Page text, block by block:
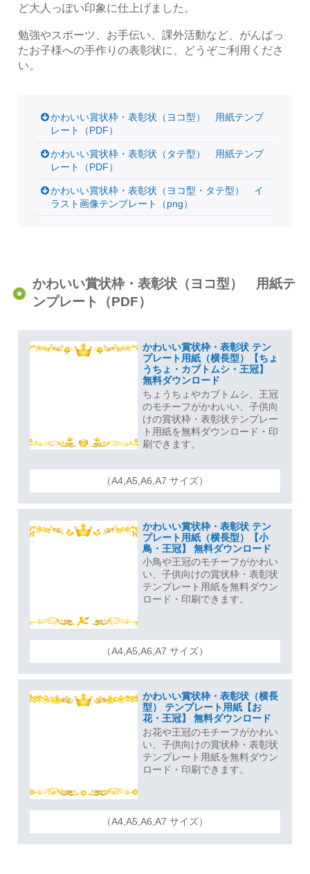
ど大人っぽい印象に仕上げました。
勉強やスポーツ、お手伝い、課外活動など、がんばっ
たお子様への手作りの表彰状に、どうぞご利用くださ
い。
かわいい賞状枠・表彰状（ヨコ型） 用紙テンプ
レート（PDF）
かわいい賞状枠・表彰状（タテ型） 用紙テンプ
レート（PDF）
かわいい賞状枠・表彰状（ヨコ型・タテ型） イ
ラスト画像テンプレート（png）
かわいい賞状枠・表彰状（ヨコ型） 用紙テ
ンプレート（PDF）
かわいい賞状枠・表彰状 テン
プレート用紙（横長型）【ちょ
うちょ・カブトムシ・王冠】
無料ダウンロード
ちょうちょやカブトムシ、王冠
のモチーフがかわいい、子供向
けの賞状枠・表彰状テンプレー
ト用紙を無料ダウンロード・印
刷できます。
（A4,A5,A6,A7 サイズ）
かわいい賞状枠・表彰状 テン
プレート用紙（横長型）【小
鳥・王冠】 無料ダウンロード
小鳥や王冠のモチーフがかわい
い、子供向けの賞状枠・表彰状
テンプレート用紙を無料ダウン
ロード・印刷できます。
（A4,A5,A6,A7 サイズ）
かわいい賞状枠・表彰状（横長
型） テンプレート用紙【お
花・王冠】 無料ダウンロード
お花や王冠のモチーフがかわい
い、子供向けの賞状枠・表彰状
テンプレート用紙を無料ダウン
ロード・印刷できます。
（A4,A5,A6,A7 サイズ）